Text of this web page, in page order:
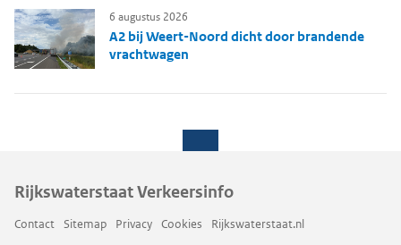
A2 bij Weert-Noord dicht door brandende
vrachtwagen
6 augustus 2026
Rijkswaterstaat Verkeersinfo
Contact Sitemap Privacy Cookies Rijkswaterstaat.nl